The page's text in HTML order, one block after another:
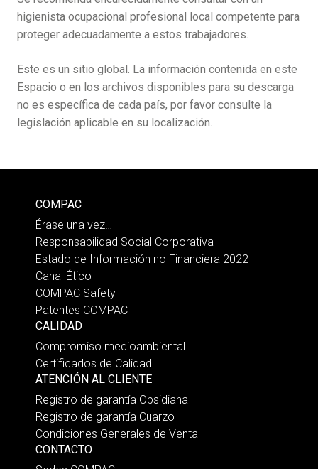
higienista ocupacional profesional local competente para
proteger adecuadamente a estos trabajadores.
Este es un sitio global. La información contenida en este
Espacio o en los archivos disponibles para su descarga
no es específica de cada país, por favor consulte la
legislación aplicable en su localización.
COMPAC
Érase una vez…
Responsabilidad Social Corporativa
Estado de Información no Financiera 2022
Canal Ético
COMPAC Safety
Patentes COMPAC
CALIDAD
Compromiso medioambiental
Certificados de Calidad
ATENCIÓN AL CLIENTE
Registro de garantía Obsidiana
Registro de garantía Cuarzo
Condiciones Generales de Venta
CONTACTO